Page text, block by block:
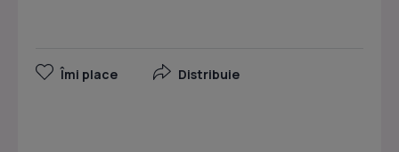
Îmi place Distribuie